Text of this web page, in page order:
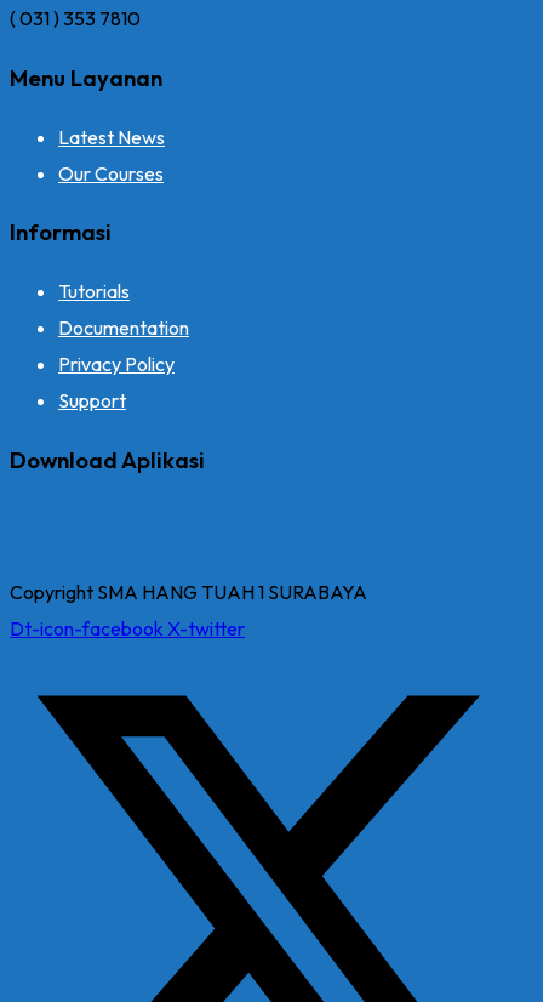
( 031 ) 353 7810
Menu Layanan
Latest News
Our Courses
Informasi
Tutorials
Documentation
Privacy Policy
Support
Download Aplikasi
Copyright SMA HANG TUAH 1 SURABAYA
Dt-icon-facebook X-twitter